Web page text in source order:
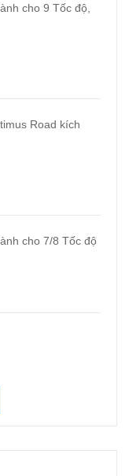
cho 9 Tốc độ,
Road kích
cho 7/8 Tốc độ